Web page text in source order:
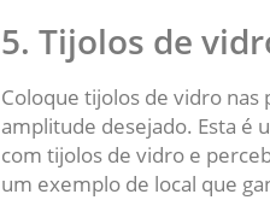
5. Tijolos de
Coloque tijolos de vidro nas
amplitude desejado. Esta é
com tijolos de vidro e
um exemplo de local que